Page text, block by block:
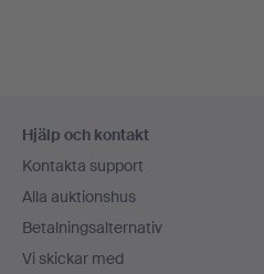
Hjälp och kontakt
Kontakta support
Alla auktionshus
Betalningsalternativ
Vi skickar med